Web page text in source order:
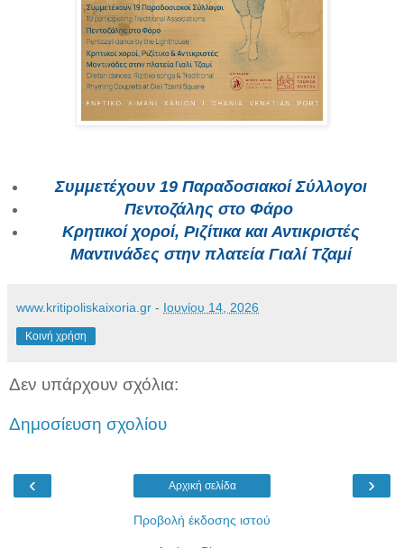
Συμμετέχουν 19 Παραδοσιακοί Σύλλογοι
Πεντοζάλης στο Φάρο
Κρητικοί χοροί, Ριζίτικα και Αντικριστές
Μαντινάδες στην πλατεία Γιαλί Τζαμί
www.kritipoliskaixoria.gr - Ιουνίου 14, 2026
Κοινή χρήση
Δεν υπάρχουν σχόλια:
Δημοσίευση σχολίου
‹ ›
Αρχική σελίδα
Προβολή έκδοσης ιστού